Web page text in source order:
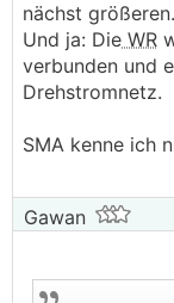
nächst größeren.
Und ja: Die WR
verbunden und
Drehstromnetz.
SMA kenne ich
Gawan